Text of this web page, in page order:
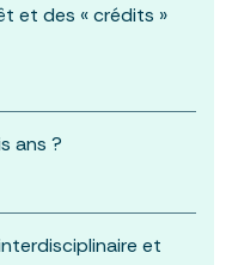
et des « crédits »
ans ?
et